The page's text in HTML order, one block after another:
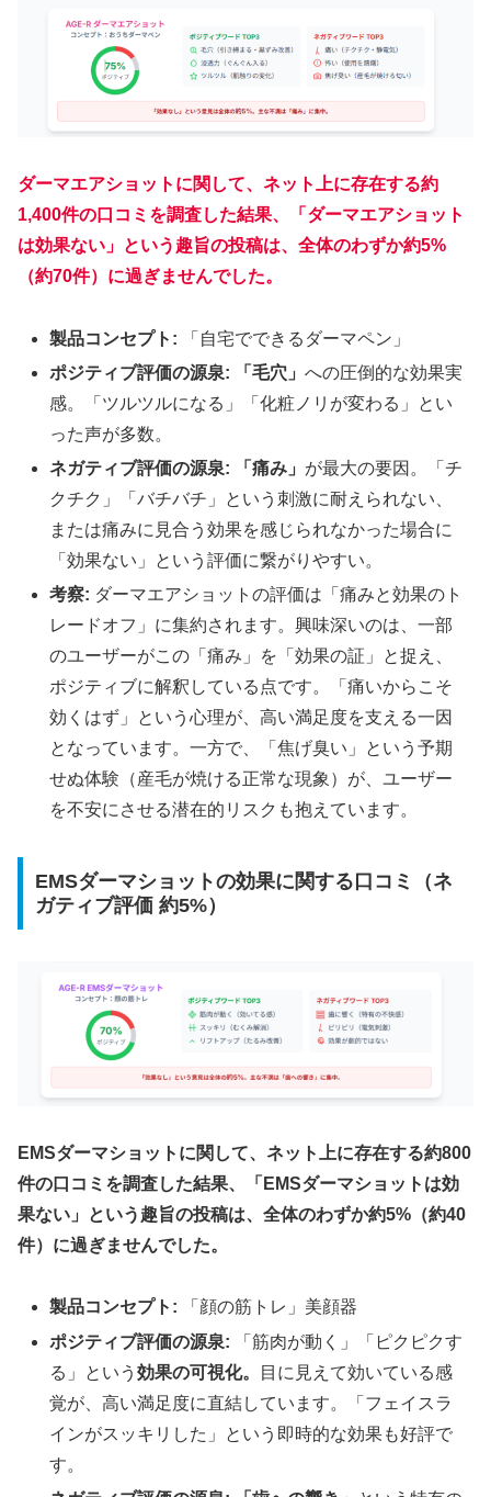
ダーマエアショットに関して、ネット上に存在する約
1,400件の口コミを調査した結果、「ダーマエアショット
は効果ない」という趣旨の投稿は、全体のわずか約5%
（約70件）に過ぎませんでした。
製品コンセプト: 「自宅でできるダーマペン」
ポジティブ評価の源泉:
「毛穴」への圧倒的な効果実
感。「ツルツルになる」「化粧ノリが変わる」とい
った声が多数。
ネガティブ評価の源泉:
「痛み」 が最大の要因。「チ
クチク」「バチバチ」という刺激に耐えられない、
または痛みに見合う効果を感じられなかった場合に
「効果ない」という評価に繋がりやすい。
考察: ダーマエアショットの評価は「痛みと効果のト
レードオフ」に集約されます。興味深いのは、一部
のユーザーがこの「痛み」を「効果の証」と捉え、
ポジティブに解釈している点です。「痛いからこそ
効くはず」という心理が、高い満足度を支える一因
となっています。一方で、「焦げ臭い」という予期
せぬ体験（産毛が焼ける正常な現象）が、ユーザー
を不安にさせる潜在的リスクも抱えています。
EMSダーマショットの効果に関する口コミ（ネ
ガティブ評価 約5%）
EMSダーマショットに関して、ネット上に存在する約800
件の口コミを調査した結果、「EMSダーマショットは効
果ない」という趣旨の投稿は、全体のわずか約5%（約40
件）に過ぎませんでした。
製品コンセプト: 「顔の筋トレ」美顔器
ポジティブ評価の源泉: 「筋肉が動く」「ピクピクす
る」という効果の可視化。
目に見えて効いている感
覚が、高い満足度に直結しています。「フェイスラ
インがスッキリした」という即時的な効果も好評で
す。